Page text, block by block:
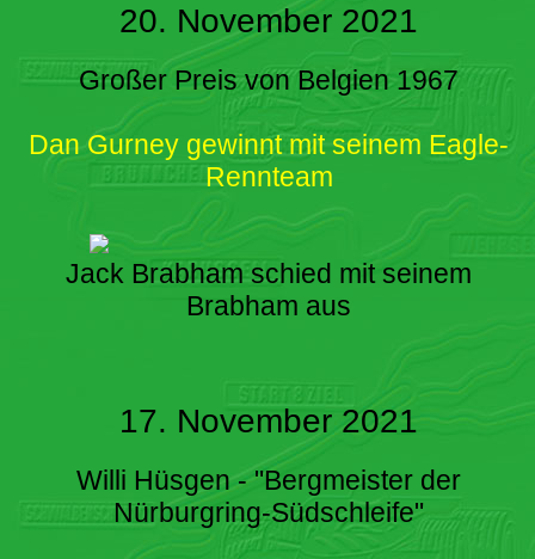
20. November 2021
Großer Preis von Belgien 1967
Dan Gurney gewinnt mit seinem Eagle-
Rennteam
Jack Brabham schied mit seinem
Brabham aus
17. November 2021
Willi Hüsgen - "Bergmeister der
Nürburgring-Südschleife"